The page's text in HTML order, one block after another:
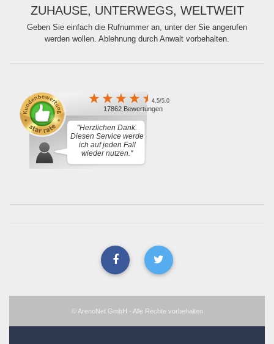
ZUHAUSE, UNTERWEGS, WELTWEIT
Geben Sie einfach die Rufnummer an, unter der Sie angerufen
werden wollen. Ablehnung durch Anwalt vorbehalten.
4.5/5.0
17862 Bewertungen
"Herzlichen Dank.
Diesen Service werde
ich auf jeden Fall
wieder nutzen."
© ArenoNet GmbH - Alle Rechte vorbehalten